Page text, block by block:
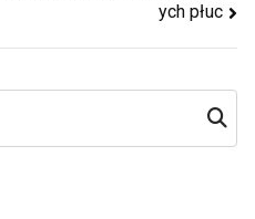
ych płuc
Szukaj